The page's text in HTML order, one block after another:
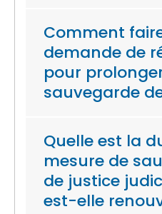
Comment
demande de
pour
sauvegarde
Quelle est la
mesure de
de justice
est-elle